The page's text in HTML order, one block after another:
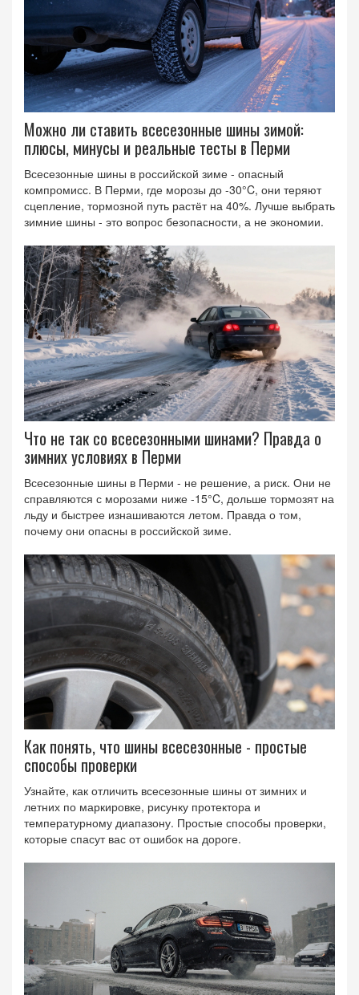
Можно ли ставить всесезонные шины зимой:
плюсы, минусы и реальные тесты в Перми
Всесезонные шины в российской зиме - опасный
компромисс. В Перми, где морозы до -30°C, они теряют
сцепление, тормозной путь растёт на 40%. Лучше выбрать
зимние шины - это вопрос безопасности, а не экономии.
Что не так со всесезонными шинами? Правда о
зимних условиях в Перми
Всесезонные шины в Перми - не решение, а риск. Они не
справляются с морозами ниже -15°C, дольше тормозят на
льду и быстрее изнашиваются летом. Правда о том,
почему они опасны в российской зиме.
Как понять, что шины всесезонные - простые
способы проверки
Узнайте, как отличить всесезонные шины от зимних и
летних по маркировке, рисунку протектора и
температурному диапазону. Простые способы проверки,
которые спасут вас от ошибок на дороге.